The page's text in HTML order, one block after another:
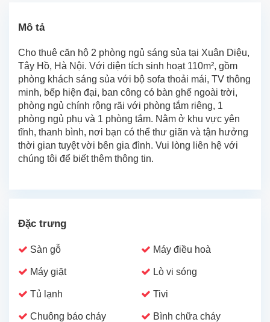
Mô tả
Cho thuê căn hộ 2 phòng ngủ sáng sủa tại Xuân Diệu,
Tây Hồ, Hà Nội. Với diện tích sinh hoạt 110m², gồm
phòng khách sáng sủa với bộ sofa thoải mái, TV thông
minh, bếp hiện đại, ban công có bàn ghế ngoài trời,
phòng ngủ chính rộng rãi với phòng tắm riêng, 1
phòng ngủ phụ và 1 phòng tắm. Nằm ở khu vực yên
tĩnh, thanh bình, nơi bạn có thể thư giãn và tận hưởng
thời gian tuyệt vời bên gia đình. Vui lòng liên hệ với
chúng tôi để biết thêm thông tin.
Đặc trưng
Sàn gỗ Máy điều hoà
Máy giặt Lò vi sóng
Tủ lạnh Tivi
Chuông báo cháy Bình chữa cháy